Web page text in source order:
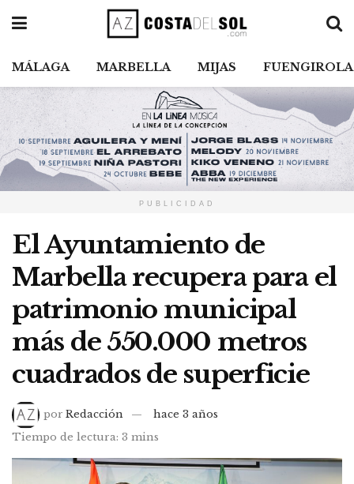
MÁLAGA MARBELLA MIJAS FUENGIROLA
PUBLICIDAD
El Ayuntamiento de
Marbella recupera para el
patrimonio municipal
más de 550.000 metros
cuadrados de superficie
por Redacción
hace 3 años
Tiempo de lectura: 3 mins